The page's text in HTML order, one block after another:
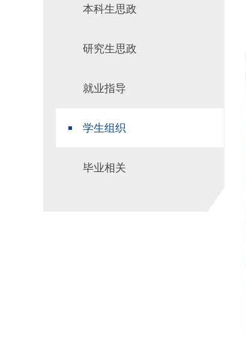
本科生思政
研究生思政
就业指导
学生组织
毕业相关